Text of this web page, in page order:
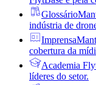
Glossário
indústria de
Imprensa
cobertura da
Academia
líderes do setor.